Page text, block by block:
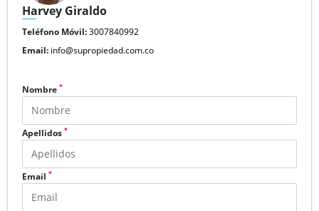
Harvey Giraldo
Teléfono Móvil:3007840992
Email: info@supropiedad.com.co
Nombre *
Apellidos *
Email *